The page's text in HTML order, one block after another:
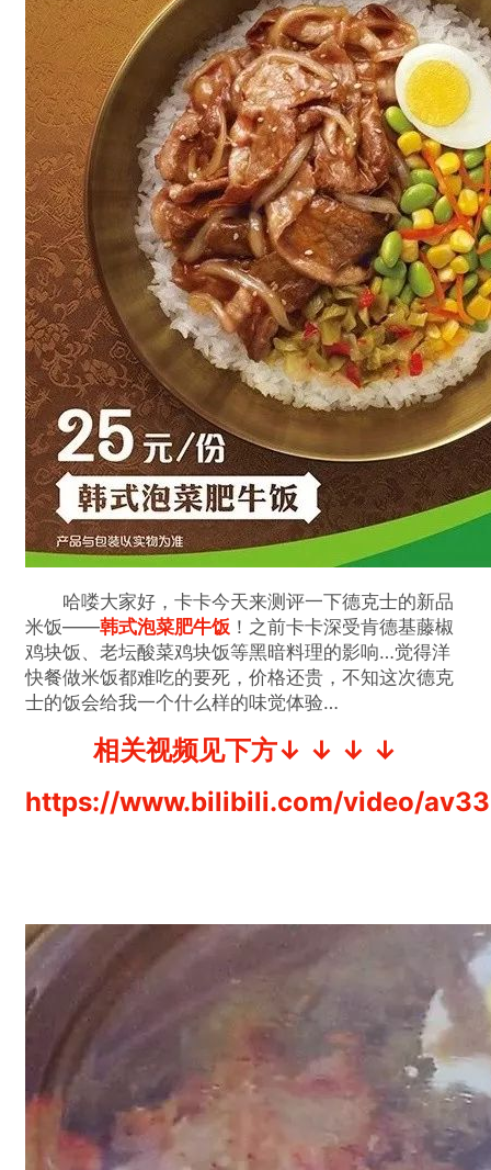
哈喽大家好，卡卡今天来测评一下德克士的新品
米饭——韩式泡菜肥牛饭 ！之前卡卡深受肯德基藤椒
鸡块饭、老坛酸菜鸡块饭等黑暗料理的影响…觉得洋
快餐做米饭都难吃的要死，价格还贵，不知这次德克
士的饭会给我一个什么样的味觉体验…
相关视频见下方↓ ↓ ↓ ↓
https://www.bilibili.com/video/